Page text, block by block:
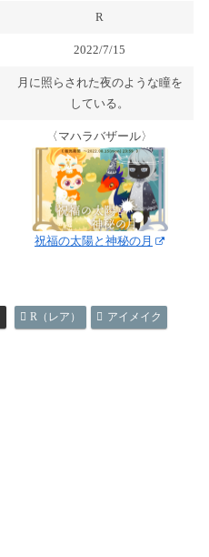
R
2022/7/15
月に照らされた夜のような瞳を
している。
〈マハラバザール〉
祝福の太陽と神秘の月
R（レア） アイメイク